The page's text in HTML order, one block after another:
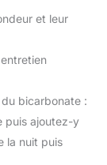
et leur
bicarbonate :
puis ajoutez-y
la nuit puis